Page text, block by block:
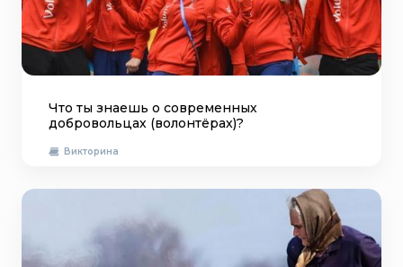
Что ты знаешь о современных
добровольцах (волонтёрах)?
Викторина